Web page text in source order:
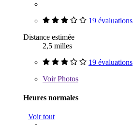
19 évaluations
Distance estimée
2,5 milles
19 évaluations
VoirPhotos
Heures normales
Voir tout